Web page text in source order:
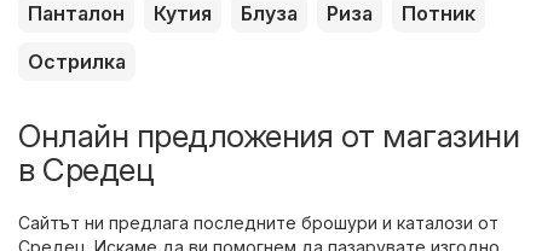
Панталон
Кутия Блуза Риза
Потник
Острилка
Онлайн предложения от магазини
в Средец
Сайтът ни предлага последните брошури и каталози от